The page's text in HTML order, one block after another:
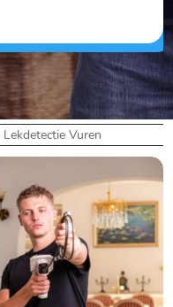
Lekdetectie Vuren